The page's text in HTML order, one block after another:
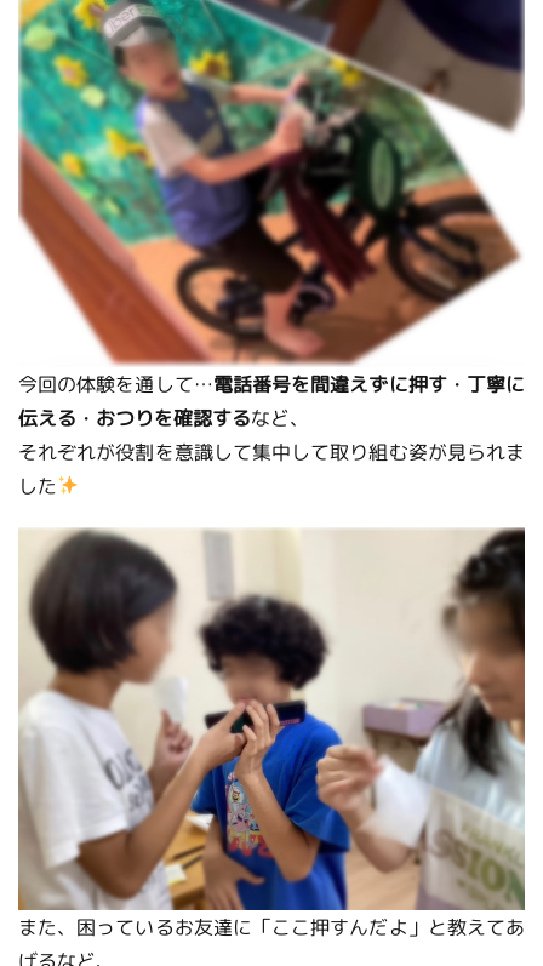
今回の体験を通して…電話番号を間違えずに押す・ 丁寧に
伝える ・ おつりを確認するなど、
それぞれが役割を意識して集中して取り組む姿が見られま
した
また、困っているお友達に「ここ押すんだよ」と教えてあ